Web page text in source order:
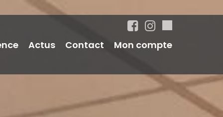
Actus Contact Mon compte